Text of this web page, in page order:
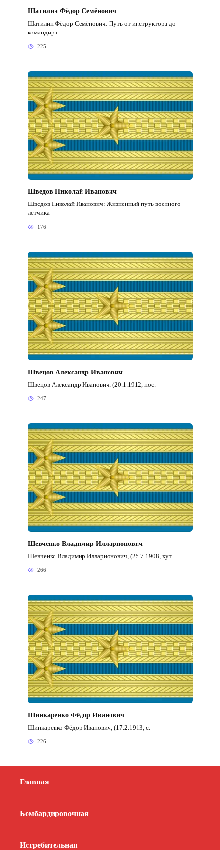
Шатилин Фёдор Семёнович
Шатилин Фёдор Семёнович: Путь от инструктора до
командира
225
Шведов Николай Иванович
Шведов Николай Иванович: Жизненный путь военного
летчика
176
Швецов Александр Иванович
Швецов Александр Иванович, (20.1.1912, пос.
247
Шевченко Владимир Илларионович
Шевченко Владимир Илларионович, (25.7.1908, хут.
266
Шинкаренко Фёдор Иванович
Шинкаренко Фёдор Иванович, (17.2.1913, с.
226
Главная
Бомбардировочная
Истребительная